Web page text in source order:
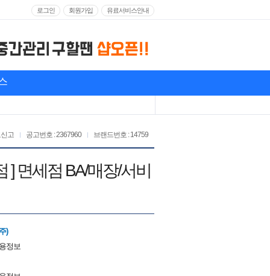
로그인 회원가입 유료서비스안내
브랜드번호 : 14759
공고번호 : 2367960
고
면세점 BA/매장/서비
)
정보